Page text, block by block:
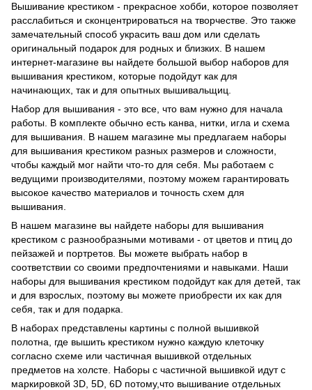
Вышивание крестиком - прекрасное хобби, которое позволяет
расслабиться и сконцентрироваться на творчестве. Это также
замечательный способ украсить ваш дом или сделать
оригинальный подарок для родных и близких. В нашем
интернет-магазине вы найдете большой выбор наборов для
вышивания крестиком, которые подойдут как для
начинающих, так и для опытных вышивальщиц.
Набор для вышивания - это все, что вам нужно для начала
работы. В комплекте обычно есть канва, нитки, игла и схема
для вышивания. В нашем магазине мы предлагаем наборы
для вышивания крестиком разных размеров и сложности,
чтобы каждый мог найти что-то для себя. Мы работаем с
ведущими производителями, поэтому можем гарантировать
высокое качество материалов и точность схем для
вышивания.
В нашем магазине вы найдете наборы для вышивания
крестиком с разнообразными мотивами - от цветов и птиц до
пейзажей и портретов. Вы можете выбрать набор в
соответствии со своими предпочтениями и навыками. Наши
наборы для вышивания крестиком подойдут как для детей, так
и для взрослых, поэтому вы можете приобрести их как для
себя, так и для подарка.
В наборах представлены картины с полной вышивкой
полотна, где вышить крестиком нужно каждую клеточку
согласно схеме или частичная вышивкой отдельных
предметов на холсте. Наборы с частичной вышивкой идут с
маркировкой 3D, 5D, 6D потому,что вышивание отдельных